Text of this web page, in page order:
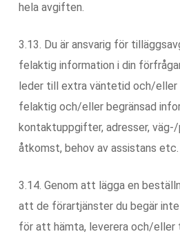
hela avgiften.
3.13. Du är ansvarig för
felaktig information i din
leder till extra väntetid och/eller
felaktig och/eller begränsad
kontaktuppgifter, adresser,
åtkomst, behov av assistans etc.
3.14. Genom att lägga en
att de förartjänster du begär
för att hämta, leverera och/eller